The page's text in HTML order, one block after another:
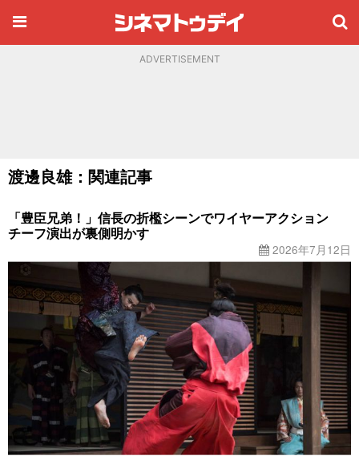
ADVERTISEMENT
渡邊良雄：関連記事
「豊臣兄弟！」信長の折檻シーンでワイヤーアクション
チーフ演出が裏側明かす
2026年7月12日